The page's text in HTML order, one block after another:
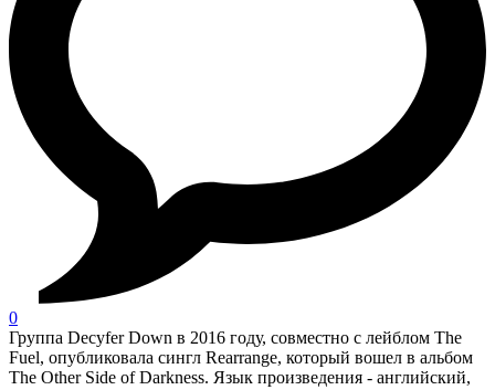
0
Группа Decyfer Down в 2016 году, совместно с лейблом The
Fuel, опубликовала сингл Rearrange, который вошел в альбом
The Other Side of Darkness. Язык произведения - английский,